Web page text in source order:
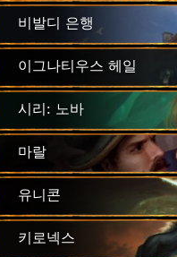
비발디 은행
이그나티우스 헤일
시리: 노바
마랄
유니콘
키로넥스